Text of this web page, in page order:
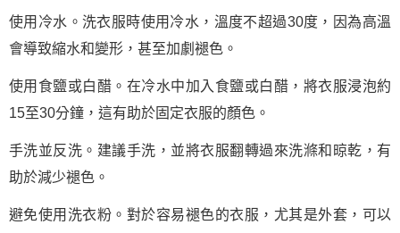
使用冷水。洗衣服時使用冷水，溫度不超過30度，因為高溫
會導致縮水和變形，甚至加劇褪色。
使用食鹽或白醋。在冷水中加入食鹽或白醋，將衣服浸泡約
15至30分鐘，這有助於固定衣服的顏色。
手洗並反洗。建議手洗，並將衣服翻轉過來洗滌和晾乾，有
助於減少褪色。
避免使用洗衣粉。對於容易褪色的衣服，尤其是外套，可以